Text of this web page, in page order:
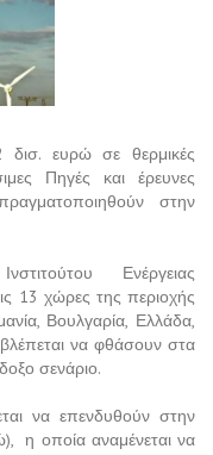
δισ. ευρώ σε θερμικές
Πηγές και έρευνες
στην
Ενέργειας
13 χώρες της περιοχής
Βουλγαρία, Ελλάδα,
να φθάσουν στα
σενάριο.
να επενδυθούν στην
η οποία αναμένεται να